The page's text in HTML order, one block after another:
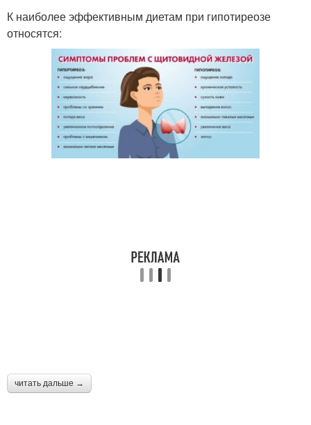
К наиболее эффективным диетам при гипотиреозе
относятся:
читать дальше →